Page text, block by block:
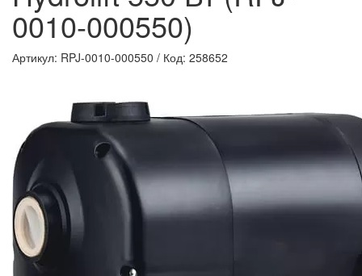
0010-000550)
Артикул: RPJ-0010-000550 / Код: 258652